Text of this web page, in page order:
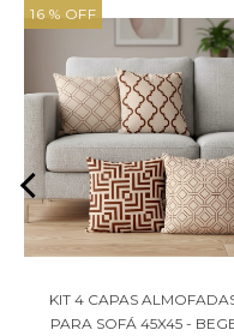
16 % OFF
KIT 4 CAPAS
PARA SOFÁ 45X45 -